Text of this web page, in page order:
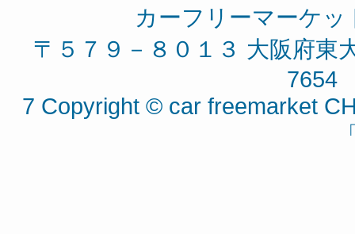
カーフリーマーケ
〒５７９－８０１３ 大阪府
7654
7 Copyright © car freemarket